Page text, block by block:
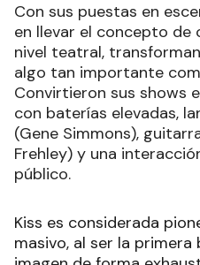
Con sus puestas en
en llevar el concepto de
nivel teatral,
algo tan importante
Convirtieron sus shows
con baterías elevadas,
(Gene Simmons),
Frehley) y una
público.
Kiss es considerada
masivo, al ser la